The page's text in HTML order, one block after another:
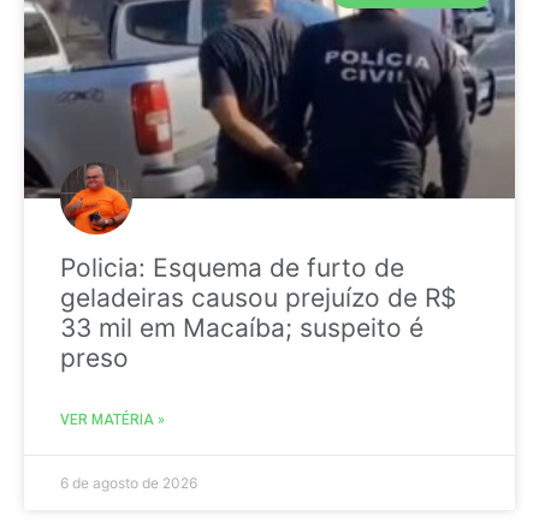
Policia: Esquema de furto de
geladeiras causou prejuízo de R$
33 mil em Macaíba; suspeito é
preso
VER MATÉRIA »
6 de agosto de 2026